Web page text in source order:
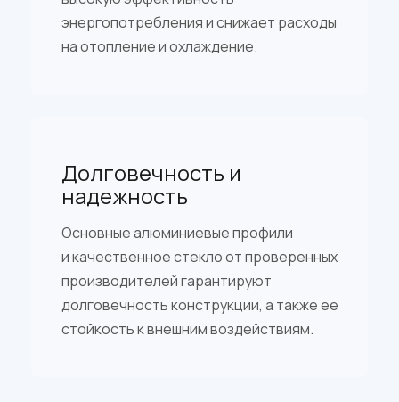
энергопотребления и снижает расходы
на отопление и охлаждение.
Долговечность и
надежность
Основные алюминиевые профили
и качественное стекло от проверенных
производителей гарантируют
долговечность конструкции, а также ее
стойкость к внешним воздействиям.